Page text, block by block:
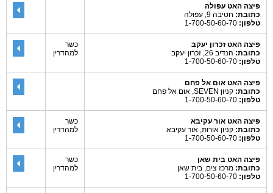
פיצה האט עפולה
כתובת: חטיבה 9, עפולה
טלפון:
פיצה האט זכרון יעקב
כתובת: הנדיב 26, זכרון יעקב
טלפון:
כשר
למהדרין
פיצה האט אום אל פחם
כתובת: קניון SEVEN, אום אל פחם
טלפון:
פיצה האט אור עקיבא
כתובת: קניון אורות, אור עקיבא
טלפון:
כשר
למהדרין
פיצה האט בית שאן
כתובת: מרכז צים, בית שאן
טלפון:
כשר
למהדרין